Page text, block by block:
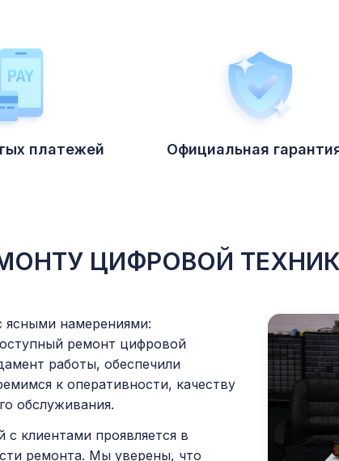
платежей
Официальная
ЦИФРОВОЙ
намерениями:
ремонт цифровой
работы, обеспечили
к оперативности, качеству
обслуживания.
клиентами проявляется в
ремонта. Мы уверены, что